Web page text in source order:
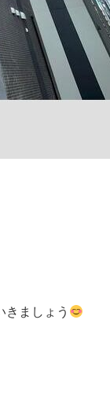
きましょう